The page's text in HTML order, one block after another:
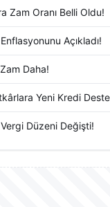
Zam Oranı Belli Oldu!
Açıkladı!
Daha!
Yeni Kredi
Düzeni Değişti!